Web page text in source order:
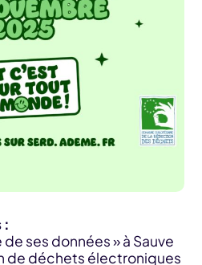
:
ses données » à Sauve
de déchets électroniques